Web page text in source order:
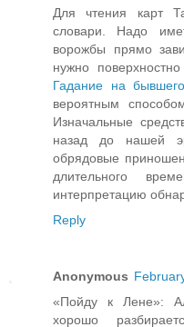
Для чтения карт
словари. Надо
ворожбы прямо
нужно
Гадание на
вероятным
Изначальные
назад до нашей
обрядовые
длительного
интерпретацию
Reply
Anonymous
«Пойду к Лене»:
хорошо